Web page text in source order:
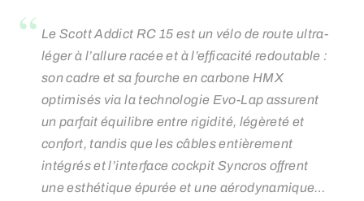
“ Le Scott Addict RC 15 est un vélo de route ultra-
léger à l’allure racée et à l’efficacité redoutable :
son cadre et sa fourche en carbone HMX
optimisés via la technologie Evo-Lap assurent
un parfait équilibre entre rigidité, légèreté et
confort, tandis que les câbles entièrement
intégrés et l’interface cockpit Syncros offrent
une esthétique épurée et une aérodynamique